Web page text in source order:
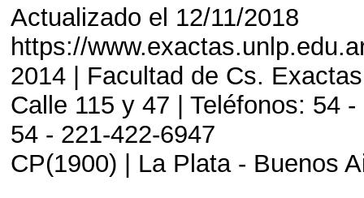
Actualizado el 12/11/2018
https://
2014 | Facultad de Cs.
Calle 115 y 47 | Teléfonos: 54
54 - 221-422-6947
CP(1900) | La Plata - Buenos